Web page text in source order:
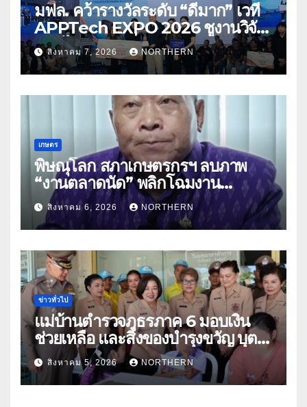
มฟล. คว้ารางวัลระดับ “ดีมาก” เวที
APPTech EXPO 2026 ชูงานวิจัย
สมุนไพร ขับเคลื่อนนวัตกรรมสู่เชิง
พาณิชย์
สิงหาคม 7, 2026 NORTHERN
เกษตร
พิษณุโลก สภาเกษตรกรฯ ลบภาพ
“งานตลาดนัด” พลิกโฉมงาน
“เกษตรรุ่งเรืองเมืองสองแคว 69” มุ่ง
ประโยชน์เกษตรกร ดึงนวัตกรรม-จับ
คู่ธุรกิจดันสินค้าเกษตรสู่สากล (คลิป)
สิงหาคม 6, 2026 NORTHERN
ข่าวทั่วไป
แม่บ้านตำรวจภูธรภาค 6 มอบเงิน
ช่วยเหลือ และสิ่งของบำรุงขวัญ บุตร-
ธิดา ข้าราชการตำรวจจังหวัด
อุทัยธานี
สิงหาคม 5, 2026 NORTHERN